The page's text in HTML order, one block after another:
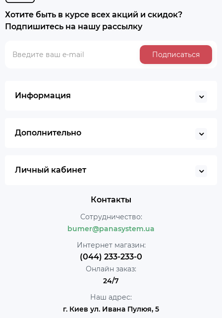
Хотите быть в курсе всех акций и скидок?
Подпишитесь на нашу рассылку
Подписаться
Информация
Дополнительно
Личный кабинет
Контакты
Сотрудничество:
bumer@panasystem.ua
Интернет магазин:
(044) 233-233-0
Онлайн заказ:
24/7
Наш адрес:
г. Киев ул. Ивана Пулюя, 5